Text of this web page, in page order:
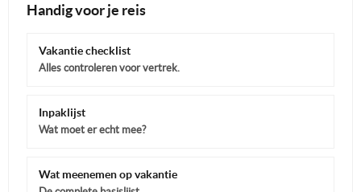
Handig voor je reis
Vakantie checklist
Alles controleren voor vertrek.
Inpaklijst
Wat moet er echt mee?
Wat meenemen op vakantie